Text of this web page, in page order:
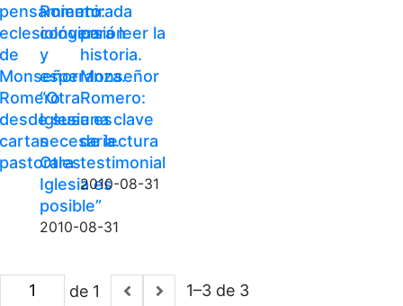
pensamiento
eclesiológico
de
Monseñor
Romero
desde sus
cartas
pastorales
Romero:
conversión
y
esperanza.
“Otra
Iglesia es
necesaria.
Otra
Iglesia es
posible”
2010-08-31
mirada
para leer la
historia.
Monseñor
Romero:
una clave
de lectura
testimonial
2010-08-31
de 1 1–3 de 3